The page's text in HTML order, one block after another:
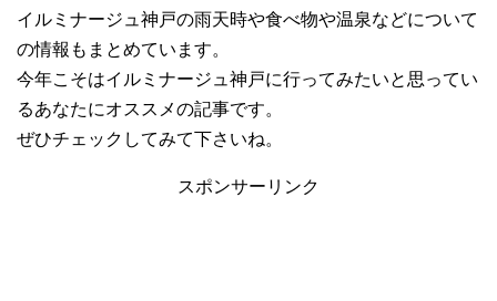
イルミナージュ神戸の雨天時や食べ物や温泉などについて
の情報もまとめています。
今年こそはイルミナージュ神戸に行ってみたいと思ってい
るあなたにオススメの記事です。
ぜひチェックしてみて下さいね。
スポンサーリンク